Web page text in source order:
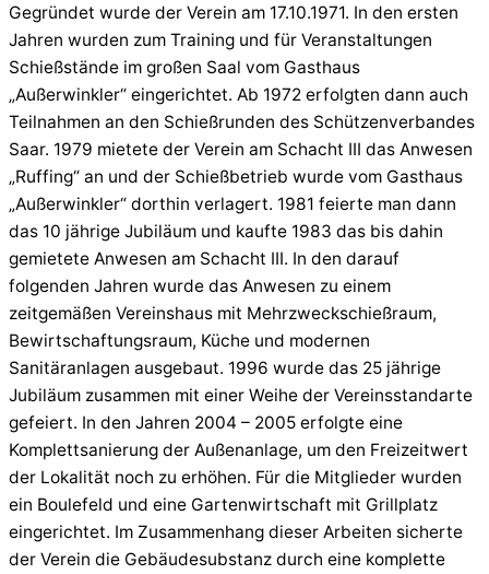
Gegründet wurde der Verein am 17.10.1971. In den ersten
Jahren wurden zum Training und für Veranstaltungen
Schießstände im großen Saal vom Gasthaus
„Außerwinkler“ eingerichtet. Ab 1972 erfolgten dann auch
Teilnahmen an den Schießrunden des Schützenverbandes
Saar. 1979 mietete der Verein am Schacht III das Anwesen
„Ruffing“ an und der Schießbetrieb wurde vom Gasthaus
„Außerwinkler“ dorthin verlagert. 1981 feierte man dann
das 10 jährige Jubiläum und kaufte 1983 das bis dahin
gemietete Anwesen am Schacht III. In den darauf
folgenden Jahren wurde das Anwesen zu einem
zeitgemäßen Vereinshaus mit Mehrzweckschießraum,
Bewirtschaftungsraum, Küche und modernen
Sanitäranlagen ausgebaut. 1996 wurde das 25 jährige
Jubiläum zusammen mit einer Weihe der Vereinsstandarte
gefeiert. In den Jahren 2004 – 2005 erfolgte eine
Komplettsanierung der Außenanlage, um den Freizeitwert
der Lokalität noch zu erhöhen. Für die Mitglieder wurden
ein Boulefeld und eine Gartenwirtschaft mit Grillplatz
eingerichtet. Im Zusammenhang dieser Arbeiten sicherte
der Verein die Gebäudesubstanz durch eine komplette